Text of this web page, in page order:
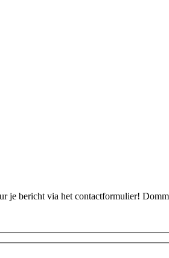
je bericht via het contactformulier!